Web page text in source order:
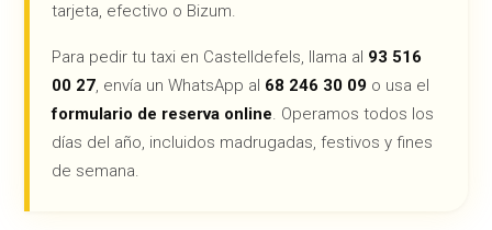
tarjeta, efectivo o Bizum.
Para pedir tu taxi en Castelldefels, llama al 93 516
00 27, envía un WhatsApp al 68 246 30 09 o usa el
formulario de reserva online. Operamos todos los
días del año, incluidos madrugadas, festivos y fines
de semana.